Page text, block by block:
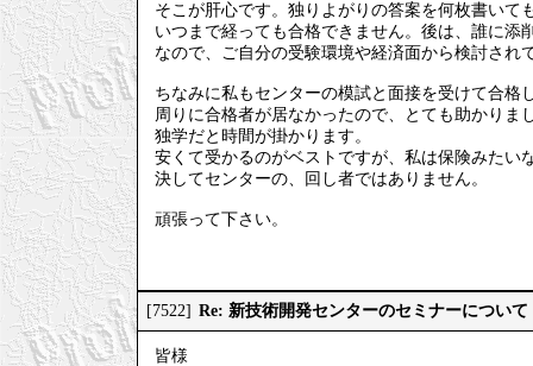
そこが肝心です。独りよがりの答案を何枚書いて
いつまで経っても合格できません。後は、誰に添
なので、ご自分の受験環境や経済面から検討され
ちなみに私もセンターの模試と面接を受けて合格
周りに合格者が居なかったので、とても助かりま
独学だと時間が掛かります。
安くて受かるのがベストですが、私は保険みたい
決してセンターの、回し者ではありません。
頑張って下さい。
[7522] Re: 新技術開発センターのセミナーについて
皆様